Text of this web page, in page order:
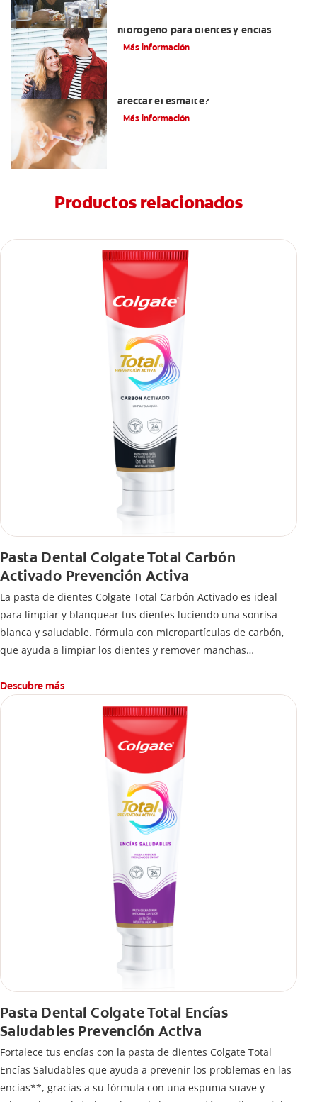
hidrógeno para dientes y encías
Más información
afectar el esmalte?
Más información
Productos relacionados
Pasta Dental Colgate Total Carbón
Activado Prevención Activa
La pasta de dientes Colgate Total Carbón Activado es ideal
para limpiar y blanquear tus dientes luciendo una sonrisa
blanca y saludable. Fórmula con micropartículas de carbón,
que ayuda a limpiar los dientes y remover manchas
¿Qué hace el carbón activado en una pasta dental y por qué
se usa para ayudar a remover manchas superficiales?
También encontrarás cómo incluirla en tu rutina, en casa o de
viaje, con tips de cepillado para una sonrisa sana.
Descubre más
Pasta Dental Colgate Total Encías
Saludables Prevención Activa
Fortalece tus encías con la pasta de dientes Colgate Total
Encías Saludables que ayuda a prevenir los problemas en las
encías**, gracias a su fórmula con una espuma suave y